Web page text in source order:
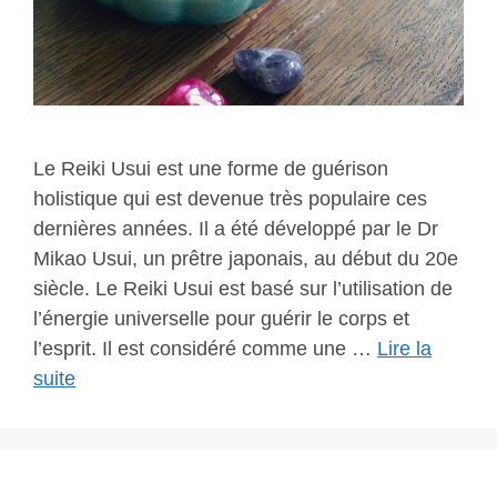
Le Reiki Usui est une forme de guérison
holistique qui est devenue très populaire ces
dernières années. Il a été développé par le Dr
Mikao Usui, un prêtre japonais, au début du 20e
siècle. Le Reiki Usui est basé sur l’utilisation de
l’énergie universelle pour guérir le corps et
l’esprit. Il est considéré comme une … Lire la
suite